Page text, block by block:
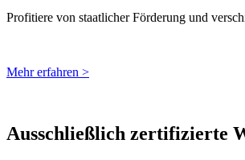
Profitiere von staatlicher Förderung und
Mehr erfahren >
Ausschließlich zertifizierte